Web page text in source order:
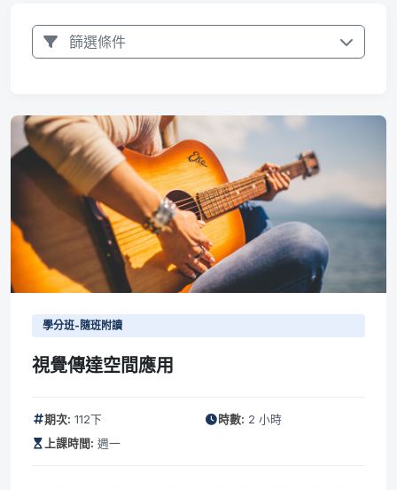
篩選條件
學分班-隨班附讀
視覺傳達空間應用
期次: 112下 時數: 2 小時
上課時間: 週一